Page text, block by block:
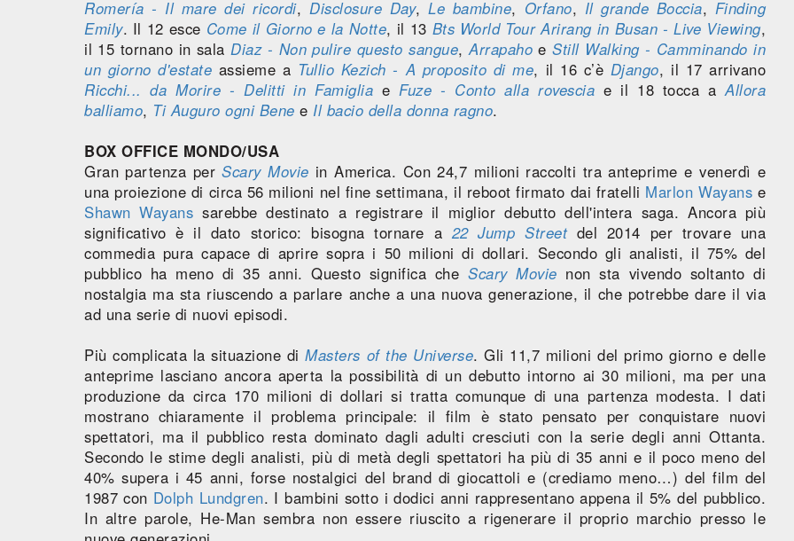
Romería - Il mare dei ricordi,Disclosure Day,Le bambine, Orfano, Il grande Boccia, Finding
Emily. Il 12 esce Come il Giorno e la Notte, il 13 Bts World Tour Arirang in Busan - Live Viewing,
il 15 tornano in salaDiaz - Non pulire questo sangue,Arrapaho eStill Walking - Camminando in
un giorno d'estate assieme a Tullio Kezich - A proposito di me, il 16 c’è Django, il 17 arrivano
Ricchi... da Morire - Delitti in Famiglia eFuze - Conto alla rovescia e il 18 tocca aAllora
balliamo, Ti Auguro ogni Bene e Il bacio della donna ragno.
BOX OFFICE MONDO/USA
Gran partenza perScary Movie in America. Con 24,7 milioni raccolti tra anteprime e venerdì e
una proiezione di circa 56 milioni nel fine settimana, il reboot firmato dai fratelli Marlon Wayans e
Shawn Wayans sarebbe destinato a registrare il miglior debutto dell'intera saga. Ancora più
significativo è il dato storico: bisogna tornare a 22 Jump Streetdel 2014 per trovare una
commedia pura capace di aprire sopra i 50 milioni di dollari. Secondo gli analisti, il 75% del
pubblico ha meno di 35 anni. Questo significa cheScary Movie non sta vivendo soltanto di
nostalgia ma sta riuscendo a parlare anche a una nuova generazione, il che potrebbe dare il via
ad una serie di nuovi episodi.
Più complicata la situazione diMasters of the Universe. Gli 11,7 milioni del primo giorno e delle
anteprime lasciano ancora aperta la possibilità di un debutto intorno ai 30 milioni, ma per una
produzione da circa 170 milioni di dollari si tratta comunque di una partenza modesta. I dati
mostrano chiaramente il problema principale: il film è stato pensato per conquistare nuovi
spettatori, ma il pubblico resta dominato dagli adulti cresciuti con la serie degli anni Ottanta.
Secondo le stime degli analisti, più di metà degli spettatori ha più di 35 anni e il poco meno del
40% supera i 45 anni, forse nostalgici del brand di giocattoli e (crediamo meno…) del film del
1987 con Dolph Lundgren. I bambini sotto i dodici anni rappresentano appena il 5% del pubblico.
In altre parole, He-Man sembra non essere riuscito a rigenerare il proprio marchio presso le